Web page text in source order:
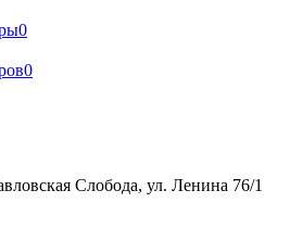
0
0
Слобода, ул. Ленина 76/1